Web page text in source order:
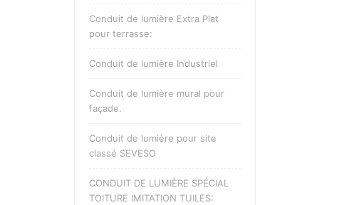
Conduit de lumière Extra Plat
pour terrasse:
Conduit de lumière Industriel
Conduit de lumière mural pour
façade.
Conduit de lumière pour site
classé SEVESO
CONDUIT DE LUMIÈRE SPÉCIAL
TOITURE IMITATION TUILES: